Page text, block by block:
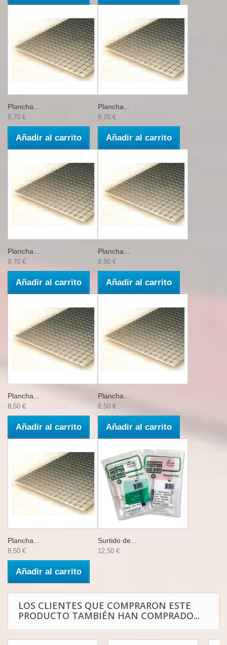
Plancha...
9,70 €
Añadir al carrito
Plancha...
9,70 €
Añadir al carrito
Plancha...
9,70 €
Añadir al carrito
Plancha...
8,50 €
Añadir al carrito
Plancha...
8,50 €
Añadir al carrito
Plancha...
8,50 €
Añadir al carrito
Plancha...
8,50 €
Añadir al carrito
Surtido de...
12,50 €
LOS CLIENTES QUE COMPRARON ESTE
PRODUCTO TAMBIÉN HAN COMPRADO...